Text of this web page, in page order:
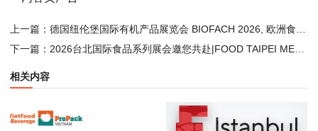
上一篇： 德国纽伦堡国际有机产品展览会 BIOFACH 2026, 欧洲食品饮料展会
下一篇： 2026台北国际食品系列展会邀您共赴|FOOD TAIPEI MEGA SHOWS
相关内容